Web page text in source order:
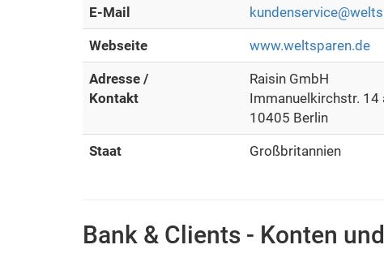
E-Mail
Webseite www.weltsparen.de
Adresse /
Kontakt
Raisin GmbH
Immanuelkirchstr. 14
10405 Berlin
Staat Großbritannien
Bank & Clients - Konten